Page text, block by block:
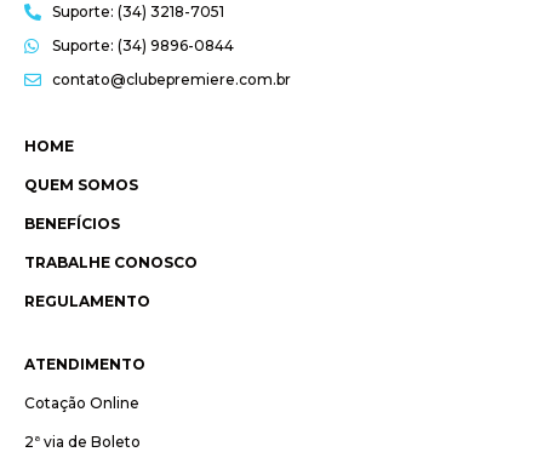
Suporte: (34) 3218-7051
Suporte: (34) 9896-0844
contato@clubepremiere.com.br
HOME
QUEM SOMOS
BENEFÍCIOS
TRABALHE CONOSCO
REGULAMENTO
ATENDIMENTO
Cotação Online
2ª via de Boleto